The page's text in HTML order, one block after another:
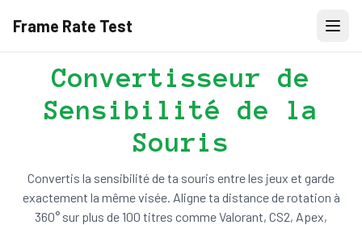
Frame Rate Test
Convertisseur de
Sensibilité de la
Souris
Convertis la sensibilité de ta souris entre les jeux et garde
exactement la même visée. Aligne ta distance de rotation à
360° sur plus de 100 titres comme Valorant, CS2, Apex,